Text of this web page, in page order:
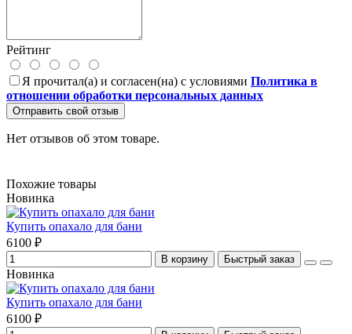
Рейтинг
Я прочитал(а) и согласен(на) с условиями Политика в
отношении обработки персональных данных
Отправить свой отзыв
Нет отзывов об этом товаре.
Похожие товары
Новинка
Купить опахало для бани
6100 ₽
В корзину Быстрый заказ
Новинка
Купить опахало для бани
6100 ₽